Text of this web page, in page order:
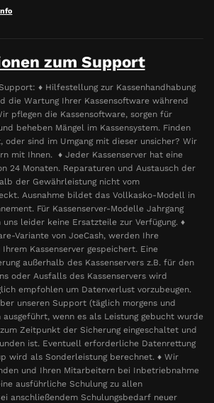
zum Support
♦ Hilfestellung zur Kassenhandhabung
die Wartung Ihrer Kassensoftware während
pflegen die Kassensoftware, sorgen für
beheben Mängel im Kassensystem. Finden
oder sind im Umgang mit dieser unsicher? Wir
mit Ihnen. ♦ Jeder Kassenserver hat eine
24 Monaten. Reparaturen und Austausch der
der Gewährleistung nicht vom
Ausnahme bildet das Vollkasko-Modell in
Für Kassenserver-Modelle Jahrgang
leider keine Ersatzteile zur Verfügung. ♦
Variante von JoeCash, werden Ihre
Kassenserver gespeichert. Eine
außerhalb des Kassenservers z.B. für den
oder Ausfalls des Kassenservers wird
empfohlen um Datenverlust vorzubeugen.
unseren Support (täglich morgens und
wenn es als Leistung gebucht wurde
Zeitpunkt der Sicherung eingeschaltet und
ist. Eventuell erforderliche Datenrettung
wird als Sonderleistung berechnet. ♦ Wir
und Ihren Mitarbeitern bei Inbetriebnahme
ausführliche Schulung zu allen
anschließendem Schulungsbedarf neuer